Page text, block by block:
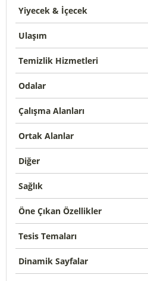
Yiyecek & İçecek
Ulaşım
Temizlik Hizmetleri
Odalar
Çalışma Alanları
Ortak Alanlar
Diğer
Sağlık
Öne Çıkan Özellikler
Tesis Temaları
Dinamik Sayfalar